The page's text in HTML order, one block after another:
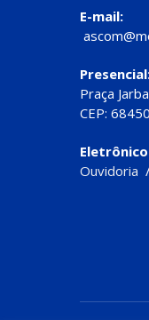
E-mail:
Praça
CEP:
Ouvidoria